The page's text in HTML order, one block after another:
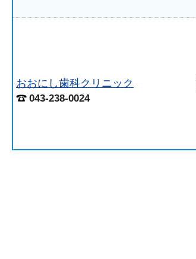
おおにし歯科クリニック
043-238-0024